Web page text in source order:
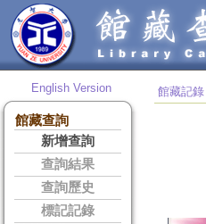
English Version
館藏查詢
新增查詢
查詢結果
查詢歷史
標記記錄
館藏記錄